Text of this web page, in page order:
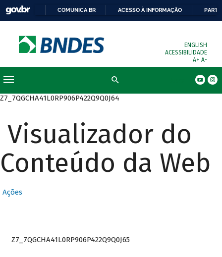
COMUNICA BR ACESSO À INFORMAÇÃO
ENGLISH
ACESSIBILIDADE
A+ A-
Z7_7QGCHA41L0RP906P422Q9Q0J64
Visualizador do
Conteúdo da Web
Ações
Z7_7QGCHA41L0RP906P422Q9Q0J65